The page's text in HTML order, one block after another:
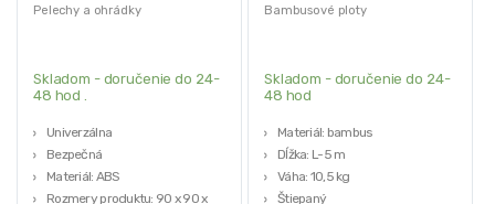
Pelechy a ohrádky
Skladom - doručenie do 24-
48 hod .
Univerzálna
Bezpečná
Materiál: ABS
Rozmery produktu: 90 x 90 x
Bambusové ploty
Skladom - doručenie do 24-
48 hod
Materiál: bambus
Dĺžka: L-5 m
Váha: 10,5 kg
Štiepaný